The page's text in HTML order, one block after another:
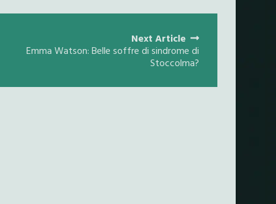
Next Article
Emma Watson: Belle soffre di sindrome di
Stoccolma?